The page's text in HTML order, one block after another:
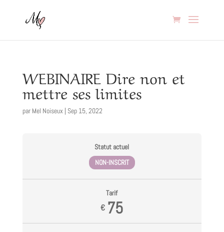
WEBINAIRE Dire non et
mettre ses limites
par Mel Noiseux | Sep 15, 2022
Statut actuel
NON-INSCRIT
Tarif
€ 75